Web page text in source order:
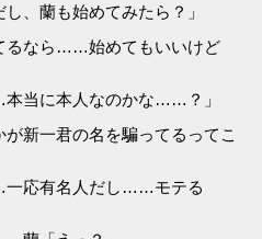
、蘭も始めてみたら？」
なら……始めてもいいけど
当に本人なのかな……？」
新一君の名を騙ってるってこ
応有名人だし……モテる